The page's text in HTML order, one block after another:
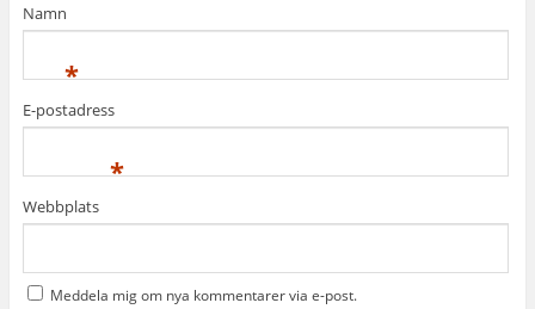
Namn
*
E-postadress
*
Webbplats
Meddela mig om nya kommentarer via e-post.